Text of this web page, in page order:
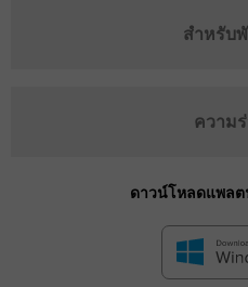
สำหรับ
ความ
ดาวน์โหลดแพล